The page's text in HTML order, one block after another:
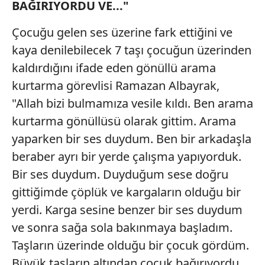
Sizlere daha iyi bir hizmet sunabilmek için İnternet
Sitemizde kendimize ve üçüncü kişilere ait çerezler
kullanılmaktadır. Bu çerezler vasıtasıyla çeşitli kişisel
verileriniz işlenmekte olup gerekli olan çerezler bilgi
toplumu hizmetlerinin sunulması amacıyla
kullanılmaktadır. Diğer çerezler, sitemizin daha işlevsel
kılınması ve kişiselleştirilmesi ve sizlere yönelik
reklam/pazarlama faaliyetlerinin yapılması, amaçlarıyla
sınırlı olarak açık rızanız dahilinde kullanılacaktır.
Çerezlere ilişkin tercihlerinizi aşağıda yer alan panel
vasıtasıyla belirleyebilirsiniz. Çerezlere ilişkin detaylı bilgi
için Ayarlar butonuna tıklayabilir, Çerez Bilgilendirme
Metnimiziziyaret edebilirsiniz.
6698 sayılı Kişisel Verilerin Korunması Kanunu uyarınca
hazırlanmış Aydınlatma Metnimizi okumak ve sitemizde
ilgili mevzuata uygun olarak kullanılan çerezlerle ilgili bilgi
BAĞIRIYORDU VE..."
Çocuğu gelen ses üzerine fark ettiğini ve
kaya denilebilecek 7 taşı çocuğun üzerinden
kaldırdığını ifade eden gönüllü arama
kurtarma görevlisi Ramazan Albayrak,
"Allah bizi bulmamıza vesile kıldı. Ben arama
kurtarma gönüllüsü olarak gittim. Arama
yaparken bir ses duydum. Ben bir arkadaşla
beraber ayrı bir yerde çalışma yapıyorduk.
Bir ses duydum. Duyduğum sese doğru
gittiğimde çöplük ve kargaların olduğu bir
yerdi. Karga sesine benzer bir ses duydum
ve sonra sağa sola bakınmaya başladım.
Taşların üzerinde olduğu bir çocuk gördüm.